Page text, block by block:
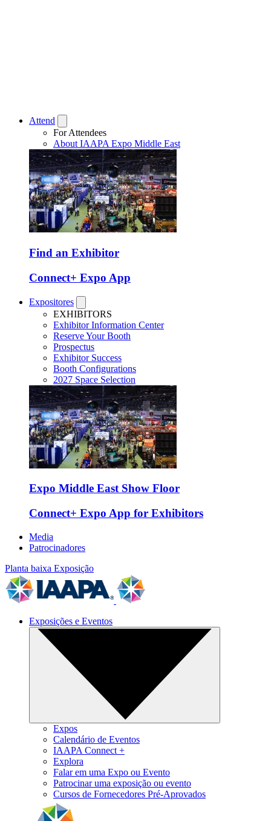
Attend
For Attendees
About IAAPA Expo Middle East
Find an Exhibitor
Connect+ Expo App
Expositores
EXHIBITORS
Exhibitor Information Center
Reserve Your Booth
Prospectus
Exhibitor Success
Booth Configurations
2027 Space Selection
Expo Middle East Show Floor
Connect+ Expo App for Exhibitors
Media
Patrocinadores
Planta baixa Exposição
Exposições e Eventos
Expos
Calendário de Eventos
IAAPA Connect +
Explora
Falar em uma Expo ou Evento
Patrocinar uma exposição ou evento
Cursos de Fornecedores Pré-Aprovados